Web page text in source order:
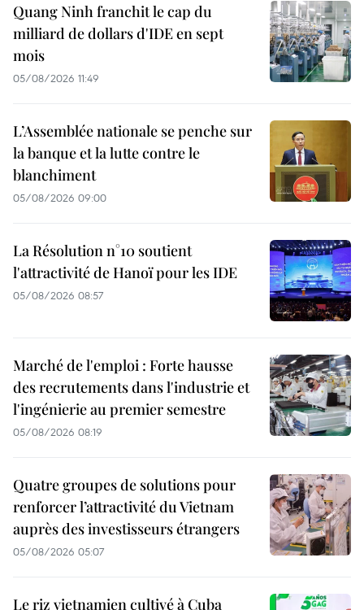
Quang Ninh franchit le cap du
milliard de dollars d'IDE en sept
mois
05/08/2026 11:49
L’Assemblée nationale se penche sur
la banque et la lutte contre le
blanchiment
05/08/2026 09:00
La Résolution n°10 soutient
l'attractivité de Hanoï pour les IDE
05/08/2026 08:57
Marché de l'emploi : Forte hausse
des recrutements dans l'industrie et
l'ingénierie au premier semestre
05/08/2026 08:19
Quatre groupes de solutions pour
renforcer l’attractivité du Vietnam
auprès des investisseurs étrangers
05/08/2026 05:07
Le riz vietnamien cultivé à Cuba